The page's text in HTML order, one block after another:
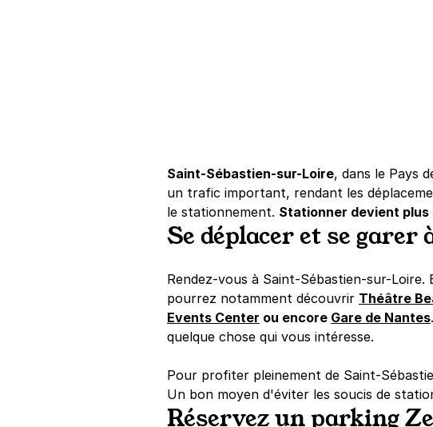
Saint-Sébastien-sur-Loire, dans le Pays
un trafic important, rendant les
le stationnement. Stationner devient plus
Se déplacer et se
Rendez-vous à Saint-Sébastien-sur-
pourrez notamment découvrir Théâtre
Events Center ou encore Gare de Nantes
quelque chose qui vous intéresse.
Pour profiter pleinement de Saint-
Un bon moyen d'éviter les soucis de
Réservez un parking